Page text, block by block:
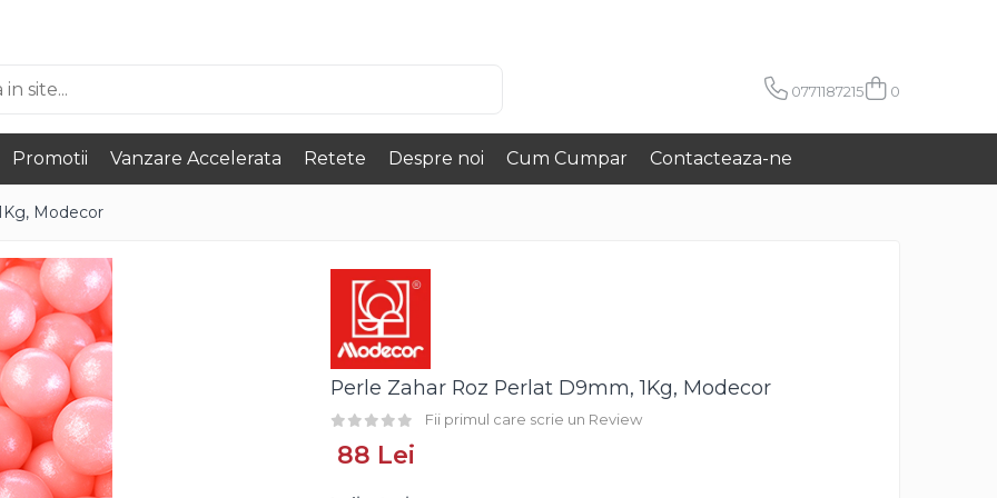
0771187215 0
Promotii Vanzare Accelerata Retete Despre noi Cum Cumpar Contacteaza-ne
Modecor
Perle Zahar Roz Perlat D9mm, 1Kg, Modecor
Fii primul care scrie un Review
88 Lei